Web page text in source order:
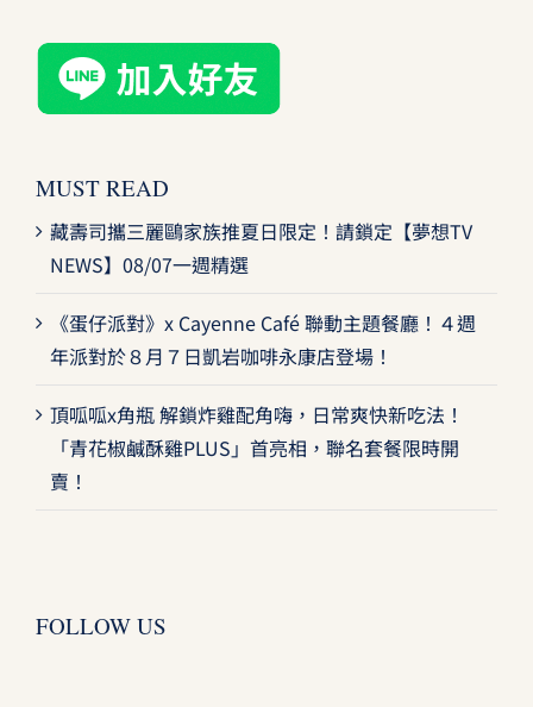
MUST READ
藏壽司攜三麗鷗家族推夏日限定！請鎖定【夢想TV
NEWS】08/07一週精選
《蛋仔派對》x Cayenne Café 聯動主題餐廳！４週
年派對於８月７日凱岩咖啡永康店登場！
頂呱呱x角瓶 解鎖炸雞配角嗨，日常爽快新吃法！
「青花椒鹹酥雞PLUS」首亮相，聯名套餐限時開
賣！
FOLLOW US